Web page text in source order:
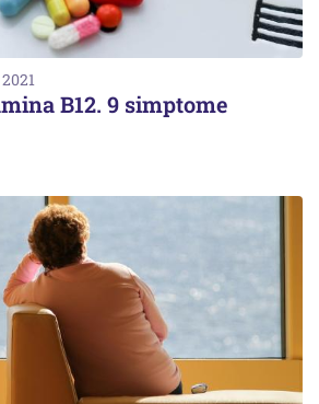
B12. 9 simptome